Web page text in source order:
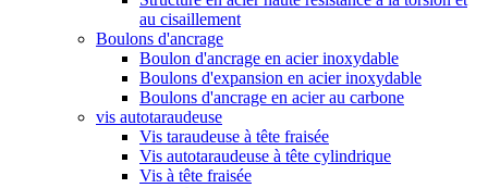
au cisaillement
Boulons d'ancrage
Boulon d'ancrage en acier inoxydable
Boulons d'expansion en acier inoxydable
Boulons d'ancrage en acier au carbone
vis autotaraudeuse
Vis taraudeuse à tête fraisée
Vis autotaraudeuse à tête cylindrique
Vis à tête fraisée